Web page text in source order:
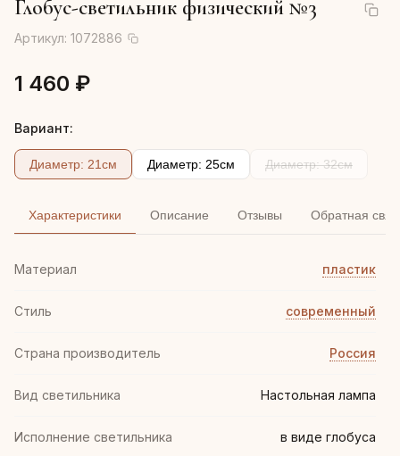
Глобус-светильник физический №3
Артикул: 1072886
1 460 ₽
Вариант:
Диаметр: 21см Диаметр: 25см Диаметр: 32см
Характеристики Описание Отзывы Обратная
Материал пластик
Стиль современный
Страна производитель Россия
Вид светильника Настольная лампа
Исполнение светильника в виде глобуса